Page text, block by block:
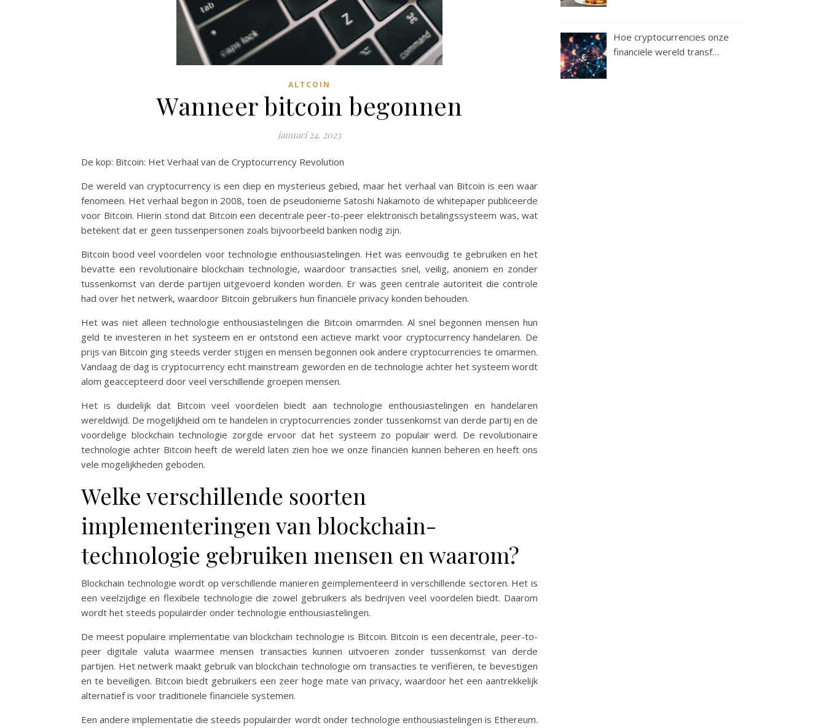
ALTCOIN
Wanneer bitcoin begonnen
januari 24, 2023
De kop: Bitcoin: Het Verhaal van de Cryptocurrency Revolution
De wereld van cryptocurrency is een diep en mysterieus gebied, maar het verhaal van Bitcoin is een waar
fenomeen. Het verhaal begon in 2008, toen de pseudonieme Satoshi Nakamoto de whitepaper publiceerde
voor Bitcoin. Hierin stond dat Bitcoin een decentrale peer-to-peer elektronisch betalingssysteem was, wat
betekent dat er geen tussenpersonen zoals bijvoorbeeld banken nodig zijn.
Bitcoin bood veel voordelen voor technologie enthousiastelingen. Het was eenvoudig te gebruiken en het
bevatte een revolutionaire blockchain technologie, waardoor transacties snel, veilig, anoniem en zonder
tussenkomst van derde partijen uitgevoerd konden worden. Er was geen centrale autoriteit die controle
had over het netwerk, waardoor Bitcoin gebruikers hun financiële privacy konden behouden.
Het was niet alleen technologie enthousiastelingen die Bitcoin omarmden. Al snel begonnen mensen hun
geld te investeren in het systeem en er ontstond een actieve markt voor cryptocurrency handelaren. De
prijs van Bitcoin ging steeds verder stijgen en mensen begonnen ook andere cryptocurrencies te omarmen.
Vandaag de dag is cryptocurrency echt mainstream geworden en de technologie achter het systeem wordt
alom geaccepteerd door veel verschillende groepen mensen.
Het is duidelijk dat Bitcoin veel voordelen biedt aan technologie enthousiastelingen en handelaren
wereldwijd. De mogelijkheid om te handelen in cryptocurrencies zonder tussenkomst van derde partij en de
voordelige blockchain technologie zorgde ervoor dat het systeem zo populair werd. De revolutionaire
technologie achter Bitcoin heeft de wereld laten zien hoe we onze financiën kunnen beheren en heeft ons
vele mogelijkheden geboden.
Welke verschillende soorten
implementeringen van blockchain-
technologie gebruiken mensen en waarom?
Blockchain technologie wordt op verschillende manieren geïmplementeerd in verschillende sectoren. Het is
een veelzijdige en flexibele technologie die zowel gebruikers als bedrijven veel voordelen biedt. Daarom
wordt het steeds populairder onder technologie enthousiastelingen.
De meest populaire implementatie van blockchain technologie is Bitcoin. Bitcoin is een decentrale, peer-to-
peer digitale valuta waarmee mensen transacties kunnen uitvoeren zonder tussenkomst van derde
partijen. Het netwerk maakt gebruik van blockchain technologie om transacties te verifiëren, te bevestigen
en te beveiligen. Bitcoin biedt gebruikers een zeer hoge mate van privacy, waardoor het een aantrekkelijk
alternatief is voor traditionele financiële systemen.
Een andere implementatie die steeds populairder wordt onder technologie enthousiastelingen is Ethereum.
Hoe cryptocurrencies onze
financiële wereld transf…